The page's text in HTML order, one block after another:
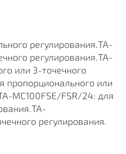
регулирования.TA-
регулирования.TA-
или 3-точечного
пропорционального или
MC100FSE/FSR/24: для
регулирования.